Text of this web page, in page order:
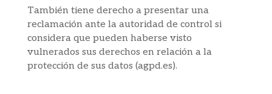
También tiene derecho a presentar una
reclamación ante la autoridad de control si
considera que pueden haberse visto
vulnerados sus derechos en relación a la
protección de sus datos (agpd.es).